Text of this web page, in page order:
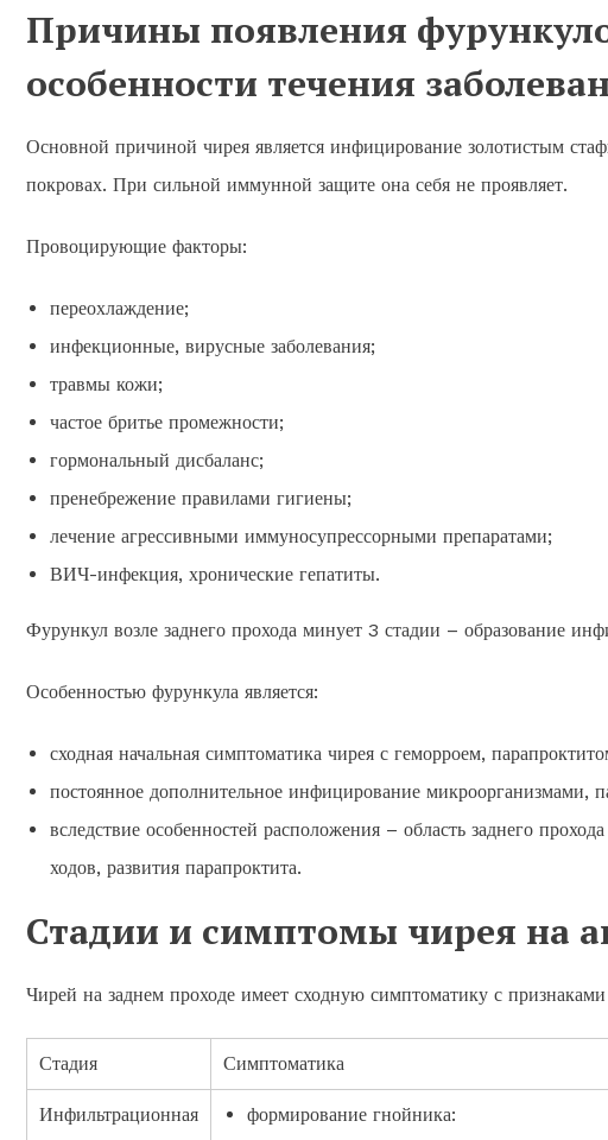
Причины появления
особенности течения
Основной причиной чирея является инфицирование золотистым
покровах. При сильной иммунной защите она себя не проявляет.
Провоцирующие факторы:
переохлаждение;
инфекционные, вирусные заболевания;
травмы кожи;
частое бритье промежности;
гормональный дисбаланс;
пренебрежение правилами гигиены;
лечение агрессивными иммуносупрессорными препаратами;
ВИЧ-инфекция, хронические гепатиты.
Фурункул возле заднего прохода минует 3 стадии – образование
Особенностью фурункула является:
сходная начальная симптоматика чирея с геморроем,
постоянное дополнительное инфицирование
вследствие особенностей расположения – область заднего
ходов, развития парапроктита.
Стадии и симптомы чирея на
Чирей на заднем проходе имеет сходную симптоматику с
Стадия Симптоматика
Инфильтрационная
формирование гнойника: